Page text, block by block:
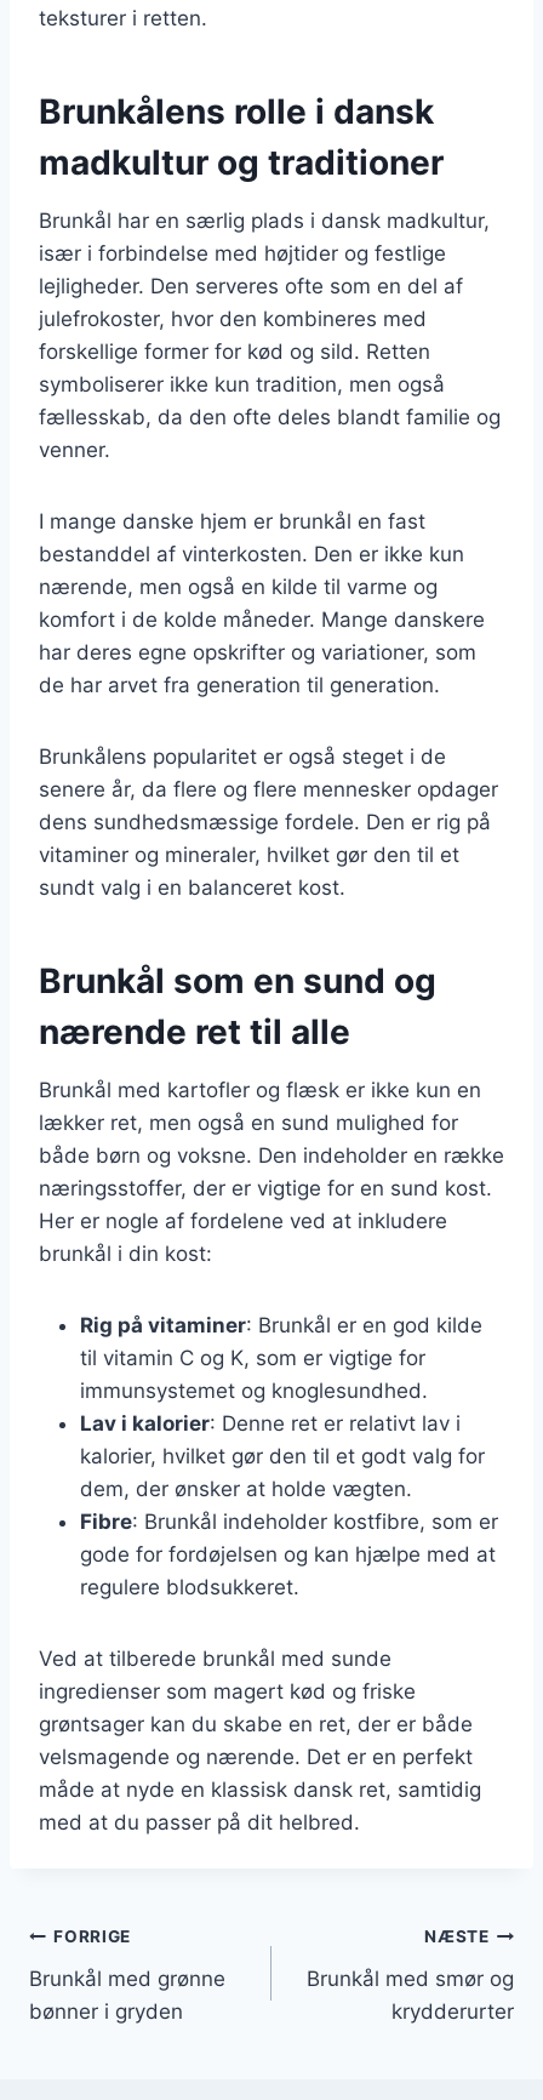
teksturer i retten.
Brunkålens rolle i dansk
madkultur og traditioner
Brunkål har en særlig plads i dansk madkultur,
især i forbindelse med højtider og festlige
lejligheder. Den serveres ofte som en del af
julefrokoster, hvor den kombineres med
forskellige former for kød og sild. Retten
symboliserer ikke kun tradition, men også
fællesskab, da den ofte deles blandt familie og
venner.
I mange danske hjem er brunkål en fast
bestanddel af vinterkosten. Den er ikke kun
nærende, men også en kilde til varme og
komfort i de kolde måneder. Mange danskere
har deres egne opskrifter og variationer, som
de har arvet fra generation til generation.
Brunkålens popularitet er også steget i de
senere år, da flere og flere mennesker opdager
dens sundhedsmæssige fordele. Den er rig på
vitaminer og mineraler, hvilket gør den til et
sundt valg i en balanceret kost.
Brunkål som en sund og
nærende ret til alle
Brunkål med kartofler og flæsk er ikke kun en
lækker ret, men også en sund mulighed for
både børn og voksne. Den indeholder en række
næringsstoffer, der er vigtige for en sund kost.
Her er nogle af fordelene ved at inkludere
brunkål i din kost:
Rig på vitaminer: Brunkål er en god kilde
til vitamin C og K, som er vigtige for
immunsystemet og knoglesundhed.
Lav i kalorier: Denne ret er relativt lav i
kalorier, hvilket gør den til et godt valg for
dem, der ønsker at holde vægten.
Fibre: Brunkål indeholder kostfibre, som er
gode for fordøjelsen og kan hjælpe med at
regulere blodsukkeret.
Ved at tilberede brunkål med sunde
ingredienser som magert kød og friske
grøntsager kan du skabe en ret, der er både
velsmagende og nærende. Det er en perfekt
måde at nyde en klassisk dansk ret, samtidig
med at du passer på dit helbred.
Indlægsnavigation
FORRIGE
Brunkål med grønne
bønner i gryden
NÆSTE
Brunkål med smør og
krydderurter